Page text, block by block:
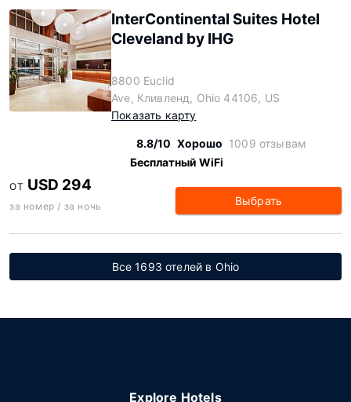
InterContinental Suites Hotel
Cleveland by IHG
8800 Euclid
Ave, Кливленд, Ohio 44106, US
Показать карту
8.8/10 Хорошо 1009 отзывам
Бесплатный WiFi
ОТ USD 294
за номер / за ночь Выбрать
Все 1693 отелей в Ohio
Explore Hotels